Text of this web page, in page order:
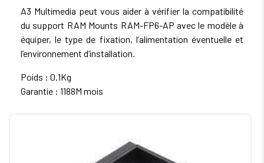
A3 Multimedia peut vous aider à vérifier la compatibilité
du support RAM Mounts RAM-FP6-AP avec le modèle à
équiper, le type de fixation, l’alimentation éventuelle et
l’environnement d’installation.
Poids : 0.1Kg
Garantie : 1188M mois